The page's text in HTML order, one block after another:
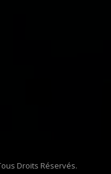
Droits Réservés.